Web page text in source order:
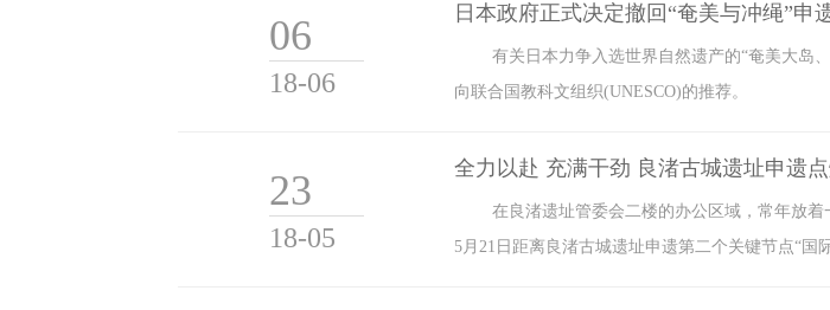
06
18-06
日本政府正式决定撤回“奄美与冲绳”申
有关日本力争入选世界自然遗产的“奄美大岛
向联合国教科文组织(UNESCO)的推荐。
23
18-05
全力以赴 充满干劲 良渚古城遗址申遗
在良渚遗址管委会二楼的办公区域，常年放
5月21日距离良渚古城遗址申遗第二个关键节点“国